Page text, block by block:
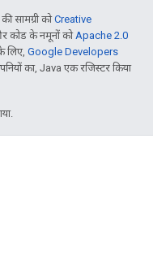
सामग्री कोCreative
कोड के नमूनों कोApache 2.0
लिए, Google Developers
का, Java एक रजिस्टर किया